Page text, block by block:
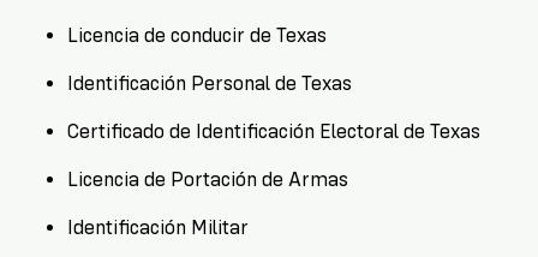
Licencia de conducir de Texas
Identificación Personal de Texas
Certificado de Identificación Electoral de Texas
Licencia de Portación de Armas
Identificación Militar